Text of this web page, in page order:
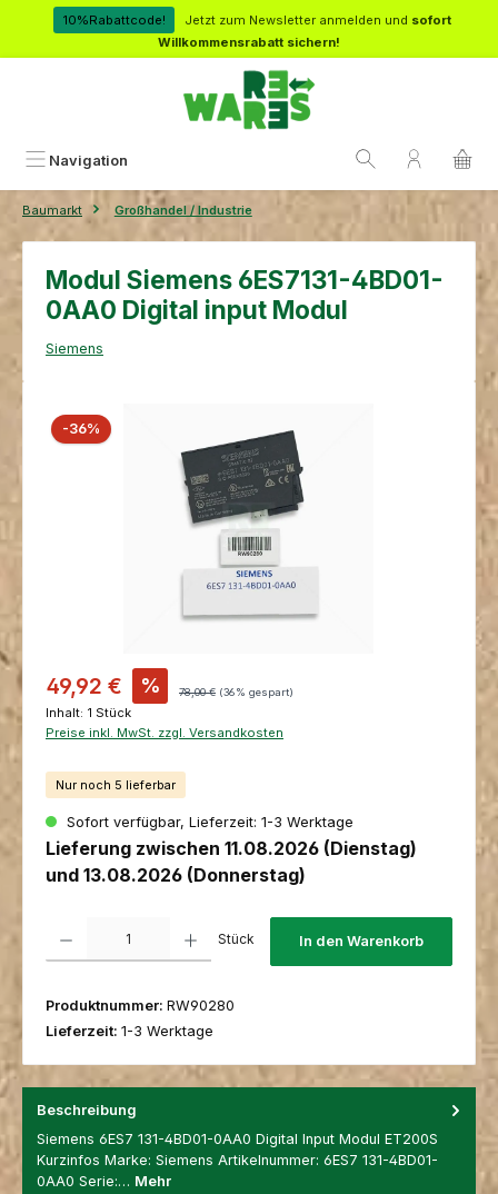
Zum Hauptinhalt springen
10%Rabattcode! Jetzt zum Newsletter anmelden und sofort
Willkommensrabatt sichern!
Navigation
Baumarkt Großhandel / Industrie
Modul Siemens 6ES7131-4BD01-
0AA0 Digital input Modul
Siemens
Bildergalerie überspringen
-36% Rabatt
Verkaufspreis:
49,92 € % Regulärer Preis:
78,00 € (36% gespart)
Inhalt: 1 Stück
Preise inkl. MwSt. zzgl. Versandkosten
Nur noch 5 lieferbar
Sofort verfügbar, Lieferzeit: 1-3 Werktage
Lieferung zwischen 11.08.2026 (Dienstag)
und 13.08.2026 (Donnerstag)
Stück In den Warenkorb
Produktnummer: RW90280
Lieferzeit: 1-3 Werktage
Beschreibung
Siemens 6ES7 131-4BD01-0AA0 Digital Input Modul ET200S
Kurzinfos Marke: Siemens Artikelnummer: 6ES7 131-4BD01-
0AA0 Serie:… Mehr